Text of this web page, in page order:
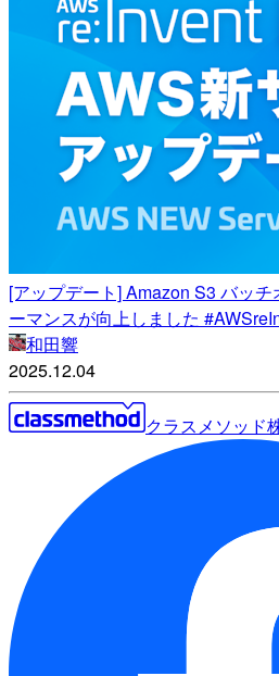
[アップデート] Amazon S3 バッ
ーマンスが向上しました
和田響
2025.12.04
クラスメソッド